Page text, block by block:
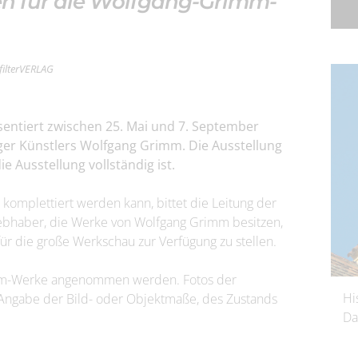
zwischen 25. Mai und 7. September
Künstlers Wolfgang Grimm. Die Ausstellung
Ausstellung vollständig ist.
werden kann, bittet die Leitung der
die Werke von Wolfgang Grimm besitzen,
die große Werkschau zur Verfügung zu stellen.
Werke angenommen werden. Fotos der
der Bild- oder Objektmaße, des Zustands